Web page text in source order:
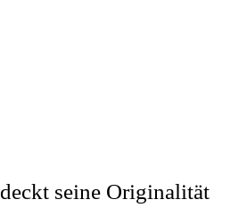
seine Originalität